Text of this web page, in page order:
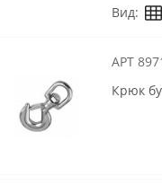
Вид:
АРТ
Крюк